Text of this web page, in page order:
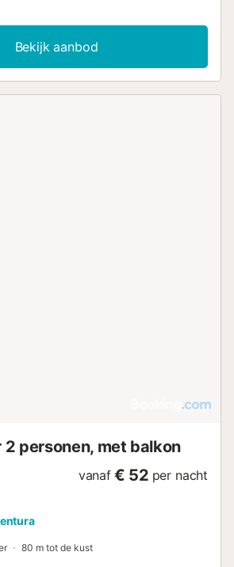
Bekijk aanbod
2 personen, met balkon
vanaf € 52 per nacht
80 m tot de kust